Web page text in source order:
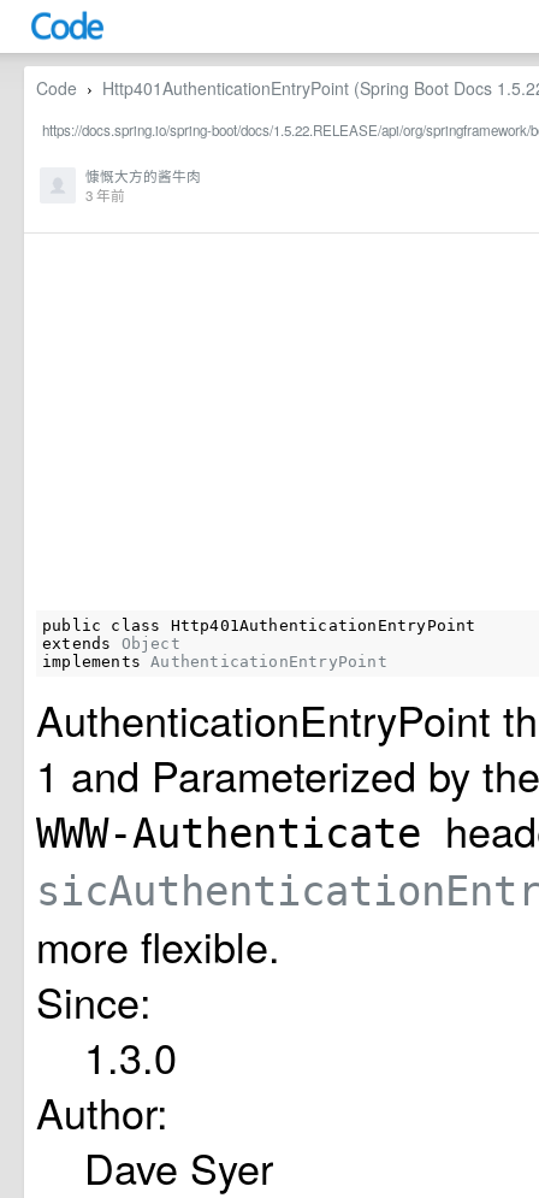
Code › Http401AuthenticationEntryPoint (Spring Boot Docs
https://docs.spring.io/spring-boot/docs/1.5.22.RELEASE/api/org/springframework/
慷慨大方的酱牛肉
3 年前
public class Http401AuthenticationEntryPoint
extends Object
implements AuthenticationEntryPoint
AuthenticationEntryPoint
1 and Parameterized by
WWW-Authenticate
more flexible.
Since:
1.3.0
Author:
Dave Syer